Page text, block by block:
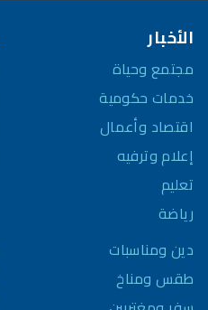
الأخبار
مجتمع وحياة
خدمات حكومية
اقتصاد وأعمال
إعلام وترفيه
تعليم
رياضة
دين ومناسبات
طقس ومناخ